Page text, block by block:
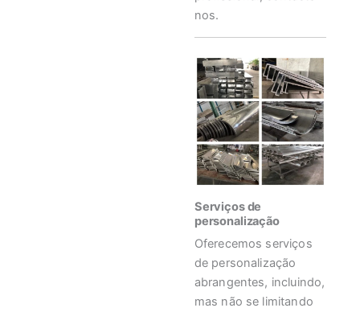
nos.
Serviços de
personalização
Oferecemos serviços
de personalização
abrangentes, incluindo,
mas não se limitando